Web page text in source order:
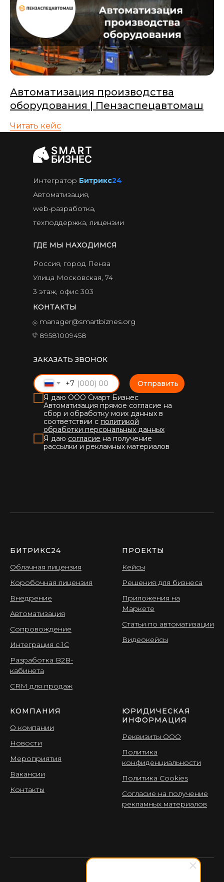
Автоматизация производства
оборудования | Пензаспецавтомаш
Читать кейс
Интегратор Битрикс24
Автоматизация,
web-разработка,
техподдержка, лицензии
Россия, город Пенза
Улица Московская, 74
3 этаж, офис 303
manager@smartbiznes.org
89581009458
+7
Я даю ООО Смарт Бизнес
Автоматизация прямое согласие на
сбор и обработку моих данных в
соответствии с политикой
обработки персональных данных
Я даю согласие на получение
рассылки и рекламных материалов
Отправить
ГДЕ МЫ НАХОДИМСЯ
КОНТАКТЫ
ЗАКАЗАТЬ ЗВОНОК
БИТРИКС24
Облачная лицензия
Коробочная лицензия
Внедрение
Автоматизация
Сопровождение
Интеграция с 1С
Разработка B2B-
кабинета
CRМ для продаж
ПРОЕКТЫ
Кейсы
Решения для бизнеса
Приложения на
Маркете
Статьи по автоматизации
Видеокейсы
КОМПАНИЯ
О компании
Новости
Мероприятия
Вакансии
Контакты
ЮРИДИЧЕСКАЯ
ИНФОРМАЦИЯ
Реквизиты ООО
Политика
конфиденциальности
Политика Cookies
Согласие на получение
рекламных материалов